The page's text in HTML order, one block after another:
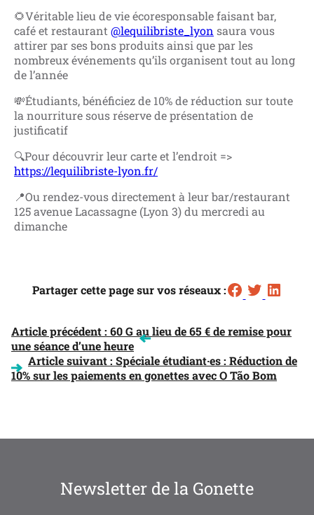
🌻Véritable lieu de vie écoresponsable faisant bar,
café et restaurant @lequilibriste_lyon saura vous
attirer par ses bons produits ainsi que par les
nombreux événements qu’ils organisent tout au long
de l’année
💸Étudiants, bénéficiez de 10% de réduction sur toute
la nourriture sous réserve de présentation de
justificatif
🔍Pour découvrir leur carte et l’endroit =>
https://lequilibriste-lyon.fr/
📍Ou rendez-vous directement à leur bar/restaurant
125 avenue Lacassagne (Lyon 3) du mercredi au
dimanche
Partager cette page sur vos réseaux :
NAVIGATION
DE
L’ARTICLE
Article précédent : 60 G au lieu de 65 € de remise pour
une séance d’une heure
Article suivant : Spéciale étudiant·es : Réduction de
10% sur les paiements en gonettes avec O Tão Bom
Newsletter de la Gonette